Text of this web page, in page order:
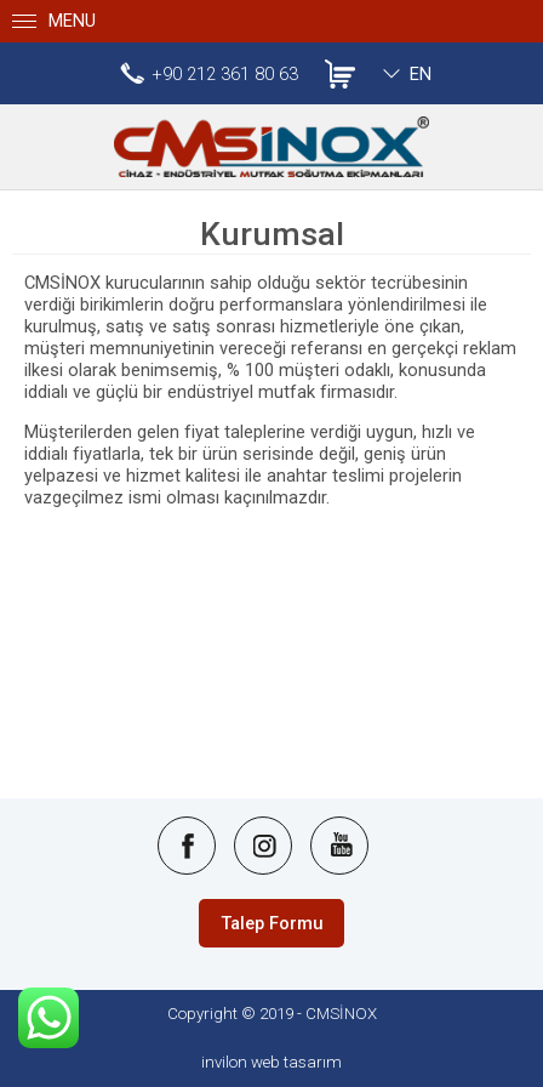
MENU
+90 212 361 80 63 EN
Kurumsal
CMSİNOX kurucularının sahip olduğu sektör tecrübesinin
verdiği birikimlerin doğru performanslara yönlendirilmesi ile
kurulmuş, satış ve satış sonrası hizmetleriyle öne çıkan,
müşteri memnuniyetinin vereceği referansı en gerçekçi reklam
ilkesi olarak benimsemiş, % 100 müşteri odaklı, konusunda
iddialı ve güçlü bir endüstriyel mutfak firmasıdır.
Müşterilerden gelen fiyat taleplerine verdiği uygun, hızlı ve
iddialı fiyatlarla, tek bir ürün serisinde değil, geniş ürün
yelpazesi ve hizmet kalitesi ile anahtar teslimi projelerin
vazgeçilmez ismi olması kaçınılmazdır.
Talep Formu
Copyright © 2019 - CMSİNOX
invilon web tasarım